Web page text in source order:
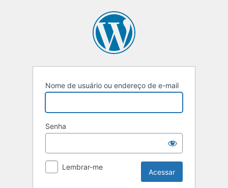
Nome de usuário ou endereço de e-mail
Senha
Lembrar-me